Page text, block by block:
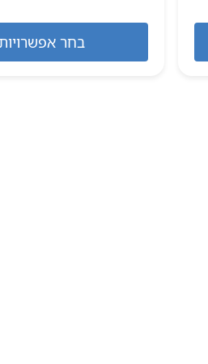
בחר